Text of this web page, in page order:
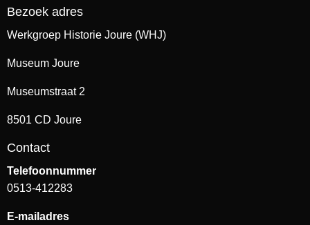
Bezoek adres
Werkgroep Historie Joure (WHJ)
Museum Joure
Museumstraat 2
8501 CD Joure
Contact
Telefoonnummer
0513-412283
E-mailadres